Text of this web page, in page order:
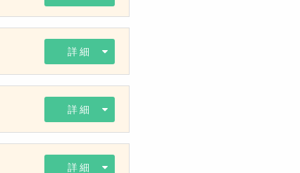
詳細
詳細
詳細